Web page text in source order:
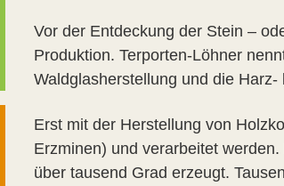
Vor der Entdeckung der Stein –
Produktion. Terporten-Löhner
Waldglasherstellung und die Harz-
Erst mit der Herstellung von
Erzminen) und verarbeitet
über tausend Grad erzeugt.